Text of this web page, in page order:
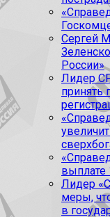
Сергей
России»
Лидер
принять
выплате
Лидер
меры,
в